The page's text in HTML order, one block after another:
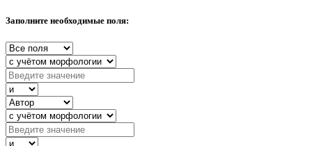
Заполните необходимые поля: